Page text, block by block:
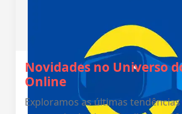
Novidades no Universo
Online
Exploramos as últimas